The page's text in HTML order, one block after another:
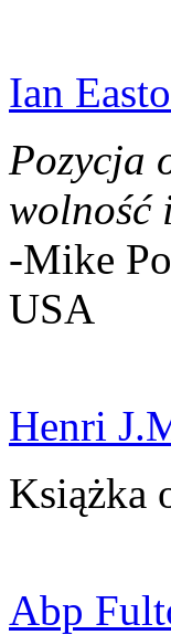
Ian
Pozycja
wolność
-Mike
USA
Henri
Książka
Abp